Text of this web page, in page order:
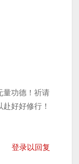
量功德！祈请
好好修行！
登录以回复